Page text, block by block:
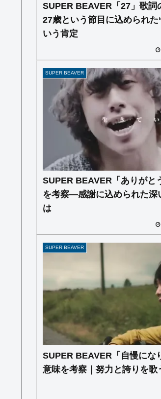
SUPER BEAVER「27」歌詞
27歳という節目に込められた
いう肯定
SUPER BEAVER
SUPER BEAVER「ありがと
を考察—感謝に込められた深
は
SUPER BEAVER
SUPER BEAVER「自慢にな
意味を考察｜努力と誇りを歌